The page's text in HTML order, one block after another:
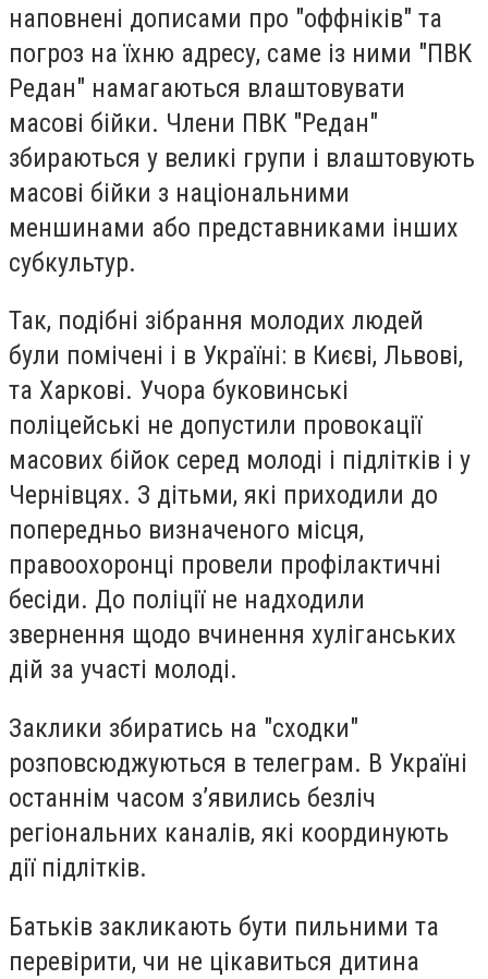
наповнені дописами про "оффніків" та
погроз на їхню адресу, саме із ними "ПВК
Редан" намагаються влаштовувати
масові бійки. Члени ПВК "Редан"
збираються у великі групи і влаштовують
масові бійки з національними
меншинами або представниками інших
субкультур.
Так, подібні зібрання молодих людей
були помічені і в Україні: в Києві, Львові,
та Харкові. Учора буковинські
поліцейські не допустили провокації
масових бійок серед молоді і підлітків і у
Чернівцях. З дітьми, які приходили до
попередньо визначеного місця,
правоохоронці провели профілактичні
бесіди. До поліції не надходили
звернення щодо вчинення хуліганських
дій за участі молоді.
Заклики збиратись на "сходки"
розповсюджуються в телеграм. В Україні
останнім часом з’явились безліч
регіональних каналів, які координують
дії підлітків.
Батьків закликають бути пильними та
перевірити, чи не цікавиться дитина